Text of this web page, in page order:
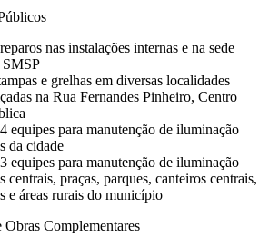
nas instalações internas e na sede
SMSP
e grelhas em diversas localidades
na Rua Fernandes Pinheiro, Centro
equipes para manutenção de iluminação
da cidade
equipes para manutenção de iluminação
centrais, praças, parques, canteiros centrais,
e áreas rurais do município
Complementares